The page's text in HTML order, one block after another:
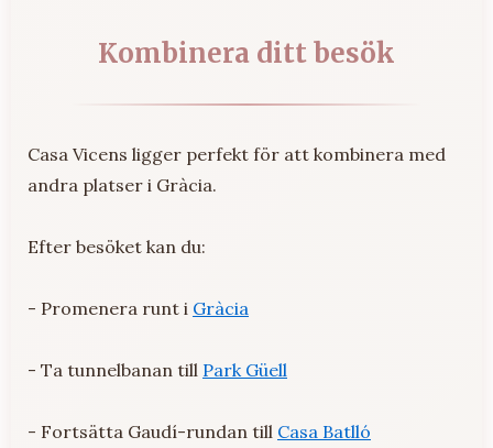
Kombinera ditt besök
Casa Vicens ligger perfekt för att kombinera med
andra platser i Gràcia.
Efter besöket kan du:
- Promenera runt i Gràcia
- Ta tunnelbanan till Park Güell
- Fortsätta Gaudí-rundan till Casa Batlló